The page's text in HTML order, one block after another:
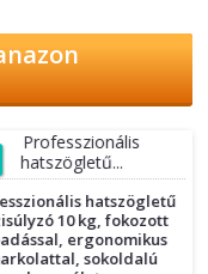
hatszögletű
10 kg, fokozott
ergonomikus
sokoldalú